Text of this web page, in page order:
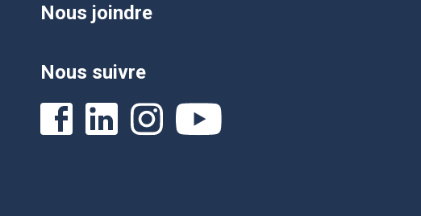
Nous joindre
Nous suivre